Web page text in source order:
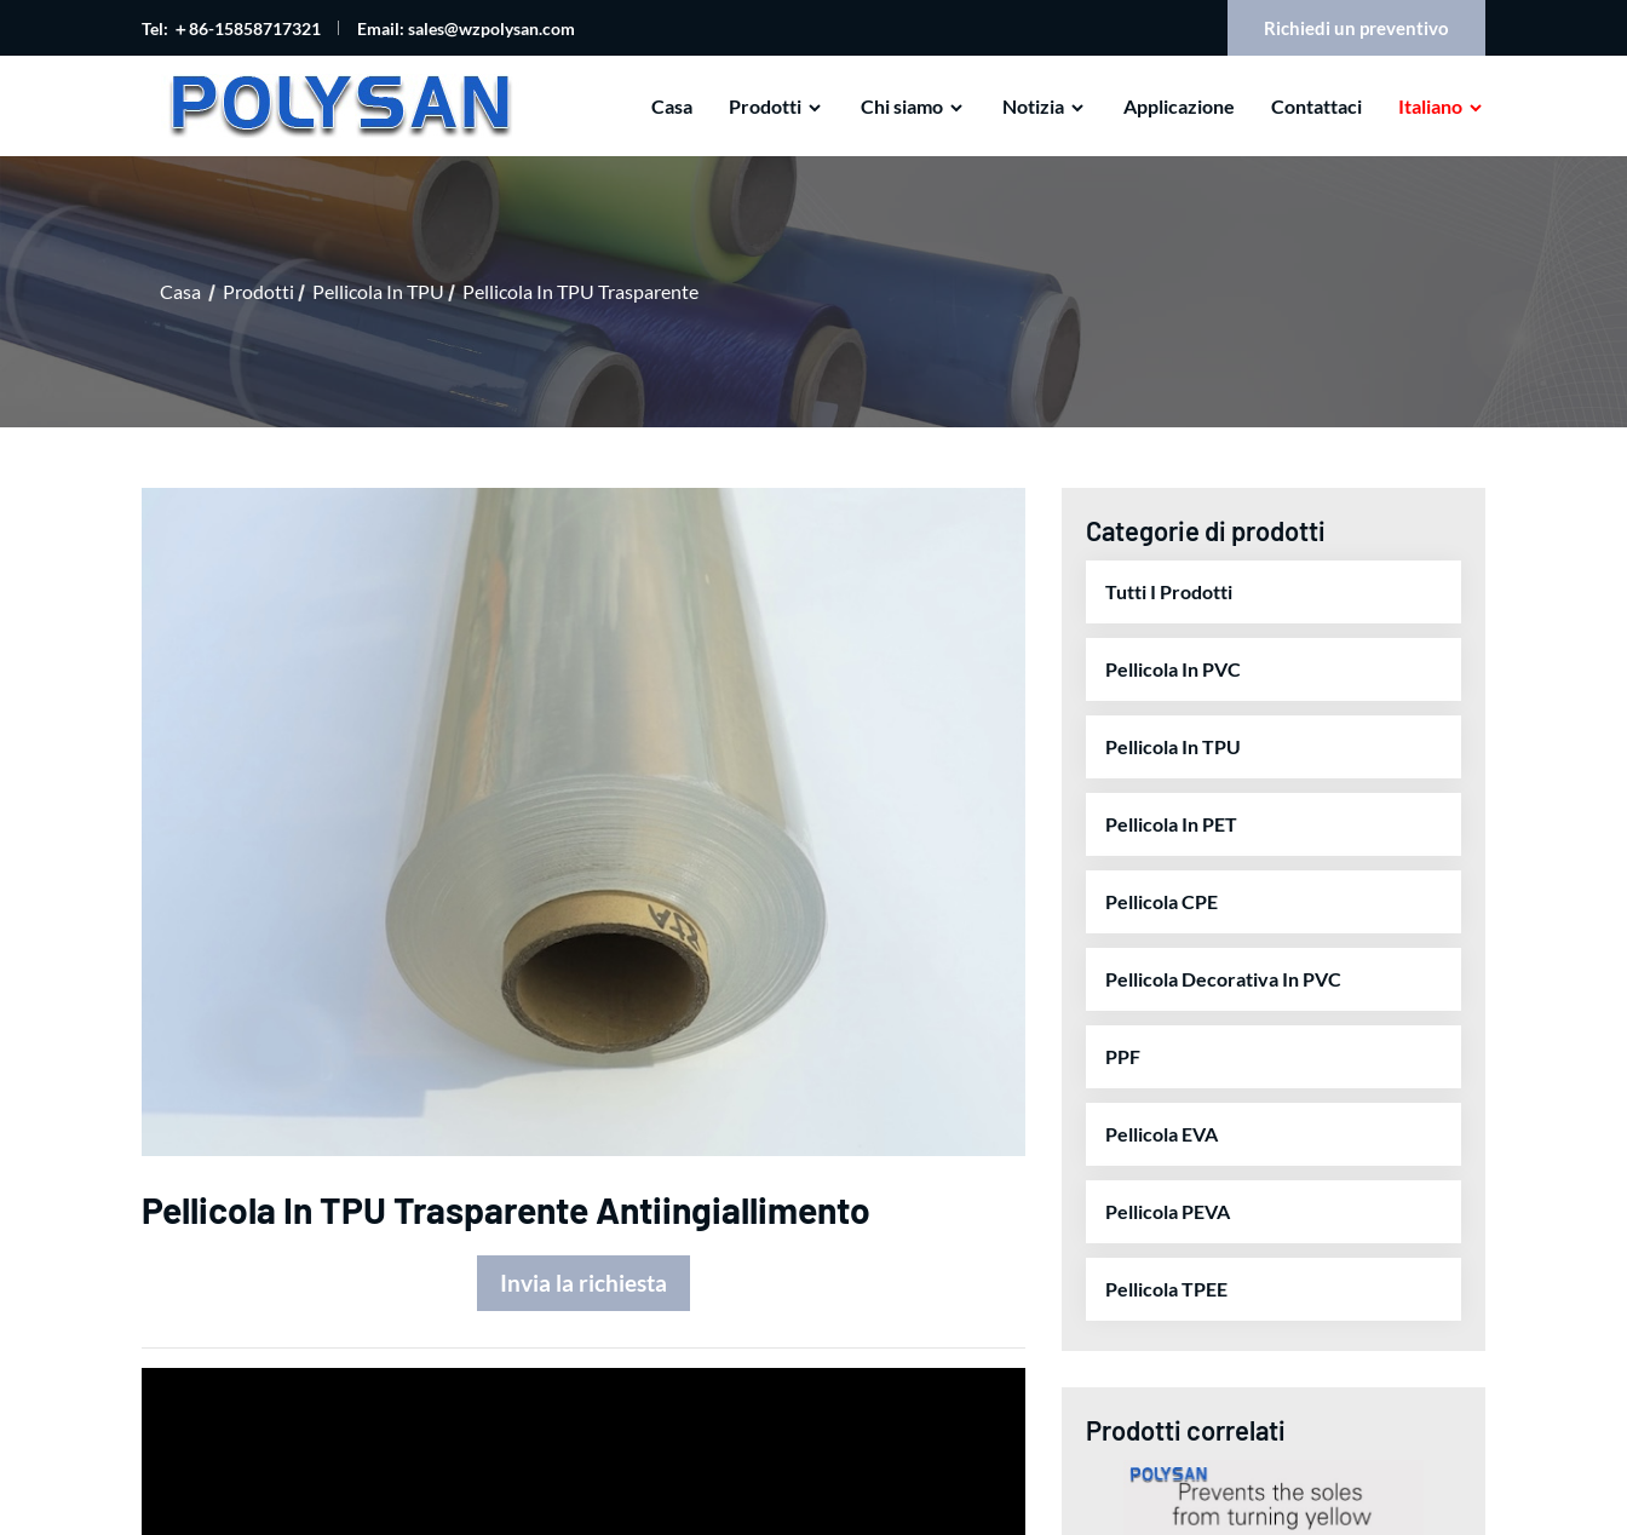
Tel: ＋86-15858717321 Email: sales@wzpolysan.com Richiedi un preventivo
Casa Prodotti Chi siamo Notizia Applicazione Contattaci Italiano
Casa Prodotti Pellicola In TPU Pellicola In TPU Trasparente
Pellicola In TPU Trasparente Antiingiallimento
Invia la richiesta
Categorie di prodotti
Tutti I Prodotti
Pellicola In PVC
Pellicola In TPU
Pellicola In PET
Pellicola CPE
Pellicola Decorativa In PVC
PPF
Pellicola EVA
Pellicola PEVA
Pellicola TPEE
Prodotti correlati